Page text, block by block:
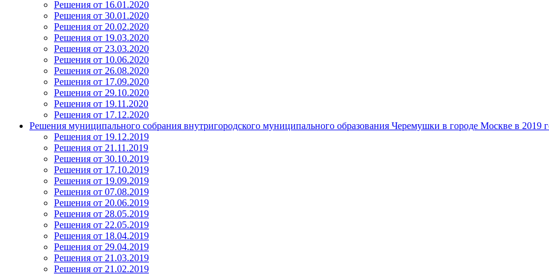
Решения от 16.01.2020
Решения от 30.01.2020
Решения от 20.02.2020
Решения от 19.03.2020
Решения от 23.03.2020
Решения от 10.06.2020
Решения от 26.08.2020
Решения от 17.09.2020
Решения от 29.10.2020
Решения от 19.11.2020
Решения от 17.12.2020
Решения муниципального собрания внутригородского муниципального образования Черемушки в городе Москве в 2019
Решения от 19.12.2019
Решения от 21.11.2019
Решения от 30.10.2019
Решения от 17.10.2019
Решения от 19.09.2019
Решения от 07.08.2019
Решения от 20.06.2019
Решения от 28.05.2019
Решения от 22.05.2019
Решения от 18.04.2019
Решения от 29.04.2019
Решения от 21.03.2019
Решения от 21.02.2019